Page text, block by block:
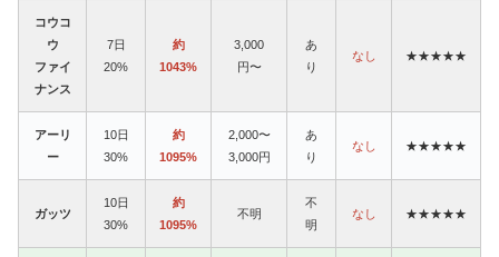
コウコ
ウ
ファイ
ナンス
7日
20%
約
1043%
3,000
円〜
あ
り
なし ★★★★★
アーリ
ー
10日
30%
約
1095%
2,000〜
3,000円
あ
り
なし ★★★★★
ガッツ
10日
30%
約
1095%
不明
不
明
なし ★★★★★